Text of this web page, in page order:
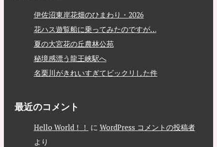
伊佐沼東岸花畑のひまわり・2026
花ハス遊覧船に乗ってみたのですが…
夏の大宮花の丘農林公苑
秘境感漂う龍王峡駅へ
名栗川がきれいすぎてビックリした件
最近のコメント
Hello World！！ に WordPress コメントの投稿者
より